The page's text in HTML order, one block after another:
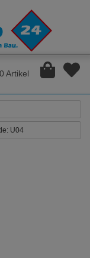
0 Artikel
U04